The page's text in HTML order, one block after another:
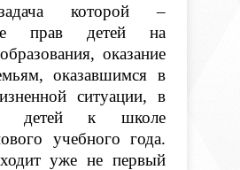
которой –
прав детей на
оказание
оказавшимся в
ситуации, в
детей к школе
учебного года.
уже не первый